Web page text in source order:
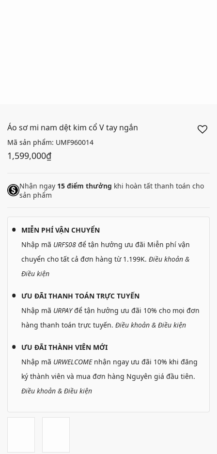
Áo sơ mi nam dệt kim cổ V tay ngắn
Mã sản phẩm: UMF960014
1,599,000₫
Nhận ngay 15 điểm thưởng khi hoàn tất thanh toán cho
sản phẩm
MIỄN PHÍ VẬN CHUYỂN
Nhập mã URFS08 để tận hưởng ưu đãi Miễn phí vận
chuyển cho tất cả đơn hàng từ 1.199K. Điều khoản &
Điều kiện
ƯU ĐÃI THANH TOÁN TRỰC TUYẾN
Nhập mã URPAYđể tận hưởng ưu đãi 10% cho mọi đơn
hàng thanh toán trực tuyến. Điều khoản & Điều kiện
ƯU ĐÃI THÀNH VIÊN MỚI
Nhập mã URWELCOMEnhận ngay ưu đãi 10% khi đăng
ký thành viên và mua đơn hàng Nguyên giá đầu tiên.
Điều khoản & Điều kiện